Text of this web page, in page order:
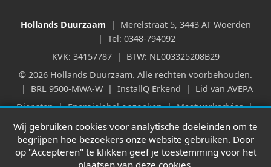
Hollands Duurzaam | Merelstraat 5, 3443 AT Woerden
| Tel: 0348-794092
KVK: 34157787 | BTW: NL003325208B29
© 2026 Hollands Duurzaam. Alle rechten voorbehouden.
| BRL 9500-MWA-W | InstallQ Erkend | Lid van AVEPA
Diensten|Energielabel opzoeken|Maatwerkadvies|
Verhuur & WWS | Huurpuntentelling | Partners
Werkgebied| | Kennisbank
|
Leveringsvoorwaarden|Privacyverklaring
Wij gebruiken cookies voor analytische doeleinden om te
begrijpen hoe bezoekers onze website gebruiken. Door
op "Accepteren" te klikken geef je toestemming voor het
plaatsen van deze cookies.